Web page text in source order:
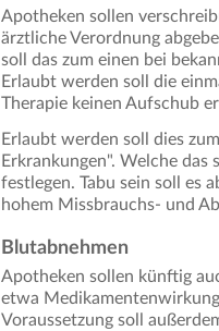
Apotheken sollen
ärztliche Verordnung
soll das zum einen bei
Erlaubt werden soll die
Therapie keinen Aufschub
Erlaubt werden soll dies
Erkrankungen". Welche
festlegen. Tabu sein soll es
hohem Missbrauchs- und
Blutabnehmen
Apotheken sollen künftig
etwa
Voraussetzung soll